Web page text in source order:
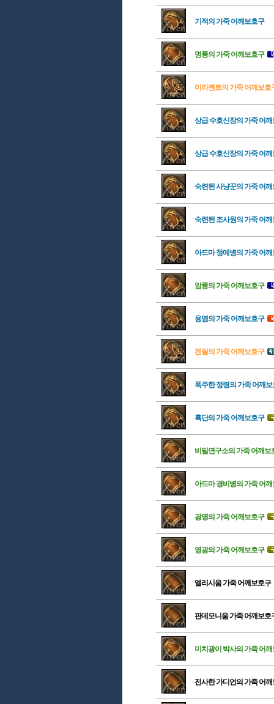
기적의 가죽 어깨보호구
명룡의 가죽 어깨보호구
미라젠트의 가죽 어깨보호
상급 수호신장의 가죽 어
상급 수호신장의 가죽 어
숙련된 사냥꾼의 가죽 어
숙련된 조사원의 가죽 어
아드마 정예병의 가죽 어
암룡의 가죽 어깨보호구
용염의 가죽 어깨보호구
펜릴의 가죽 어깨보호구
폭주한 정령의 가죽 어깨보
흑단의 가죽 어깨보호구
비밀연구소의 가죽 어깨보
아드마 경비병의 가죽 어
광명의 가죽 어깨보호구
영광의 가죽 어깨보호구
엘리시움 가죽 어깨보호구
판데모니움 가죽 어깨보호
미치광이 박사의 가죽 어
전사한 가디언의 가죽 어